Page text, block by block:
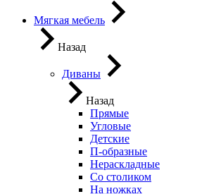
Мягкая мебель
Назад
Диваны
Назад
Прямые
Угловые
Детские
П-образные
Нераскладные
Со столиком
На ножках